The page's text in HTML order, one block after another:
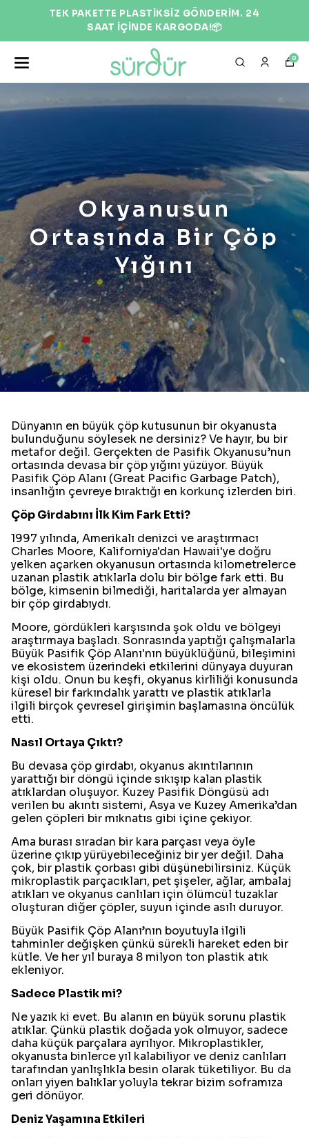
TEK PAKETTE PLASTİKSİZ GÖNDERİM. 24
SAAT İÇİNDE KARGODA!📦
0
Okyanusun
Ortasında Bir Çöp
Yığını
Dünyanın en büyük çöp kutusunun bir okyanusta
bulunduğunu söylesek ne dersiniz? Ve hayır, bu bir
metafor değil. Gerçekten de Pasifik Okyanusu’nun
ortasında devasa bir çöp yığını yüzüyor. Büyük
Pasifik Çöp Alanı (Great Pacific Garbage Patch),
insanlığın çevreye bıraktığı en korkunç izlerden biri.
Çöp Girdabını İlk Kim Fark Etti?
1997 yılında, Amerikalı denizci ve araştırmacı
Charles Moore, Kaliforniya'dan Hawaii'ye doğru
yelken açarken okyanusun ortasında kilometrelerce
uzanan plastik atıklarla dolu bir bölge fark etti. Bu
bölge, kimsenin bilmediği, haritalarda yer almayan
bir çöp girdabıydı.
Moore, gördükleri karşısında şok oldu ve bölgeyi
araştırmaya başladı. Sonrasında yaptığı çalışmalarla
Büyük Pasifik Çöp Alanı'nın büyüklüğünü, bileşimini
ve ekosistem üzerindeki etkilerini dünyaya duyuran
kişi oldu. Onun bu keşfi, okyanus kirliliği konusunda
küresel bir farkındalık yarattı ve plastik atıklarla
ilgili birçok çevresel girişimin başlamasına öncülük
etti.
Nasıl Ortaya Çıktı?
Bu devasa çöp girdabı, okyanus akıntılarının
yarattığı bir döngü içinde sıkışıp kalan plastik
atıklardan oluşuyor. Kuzey Pasifik Döngüsü adı
verilen bu akıntı sistemi, Asya ve Kuzey Amerika’dan
gelen çöpleri bir mıknatıs gibi içine çekiyor.
Ama burası sıradan bir kara parçası veya öyle
üzerine çıkıp yürüyebileceğiniz bir yer değil. Daha
çok, bir plastik çorbası gibi düşünebilirsiniz. Küçük
mikroplastik parçacıkları, pet şişeler, ağlar, ambalaj
atıkları ve okyanus canlıları için ölümcül tuzaklar
oluşturan diğer çöpler, suyun içinde asılı duruyor.
Büyük Pasifik Çöp Alanı’nın boyutuyla ilgili
tahminler değişken çünkü sürekli hareket eden bir
kütle. Ve her yıl buraya 8 milyon ton plastik atık
ekleniyor.
Sadece Plastik mi?
Ne yazık ki evet. Bu alanın en büyük sorunu plastik
atıklar. Çünkü plastik doğada yok olmuyor, sadece
daha küçük parçalara ayrılıyor. Mikroplastikler,
okyanusta binlerce yıl kalabiliyor ve deniz canlıları
tarafından yanlışlıkla besin olarak tüketiliyor. Bu da
onları yiyen balıklar yoluyla tekrar bizim soframıza
geri dönüyor.
Deniz Yaşamına Etkileri